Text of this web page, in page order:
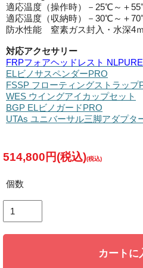
適応温度（操作時）－25℃～＋
適応温度（収納時）－30℃～＋
防水性能 窒素ガス封入・水深4ｍ
対応アクセサリー
FRPフォアヘッドレスト NLPURE
ELビノサスペンダーPRO
FSSP フローティングストラップ
WES ウイングアイカップセット
BGP ELビノガードPRO
UTAs ユニバーサル三脚アダプタ
514,800円(税込)
個数
カートに